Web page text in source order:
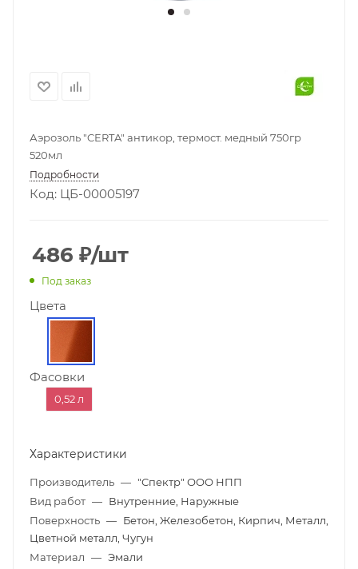
Аэрозоль "CERTA" антикор, термост. медный 750гр
520мл
Подробности
Код: ЦБ-00005197
486 ₽/шт
Под заказ
Цвета
Фасовки
0,52 л
Характеристики
Производитель — "Спектр" ООО НПП
Вид работ — Внутренние, Наружные
Поверхность — Бетон, Железобетон, Кирпич, Металл,
Цветной металл, Чугун
Материал — Эмали